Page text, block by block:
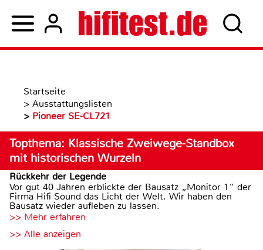
Startseite
> Ausstattungslisten
> Pioneer SE-CL721
Topthema: Klassische Zweiwege-Standbox
mit historischen Wurzeln
Rückkehr der Legende
Vor gut 40 Jahren erblickte der Bausatz „Monitor 1“ der
Firma Hifi Sound das Licht der Welt. Wir haben den
Bausatz wieder aufleben zu lassen.
>> Mehr erfahren
>> Alle anzeigen